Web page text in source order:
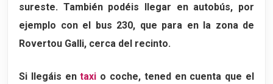
sureste. También podéis llegar en autobús, por
ejemplo con el bus 230, que para en la zona de
Rovertou Galli, cerca del recinto.
Si llegáis entaxi o coche, tened en cuenta que el